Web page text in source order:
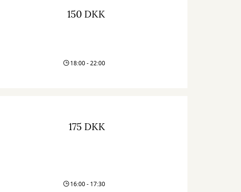
150 DKK
18:00 - 22:00
175 DKK
16:00 - 17:30